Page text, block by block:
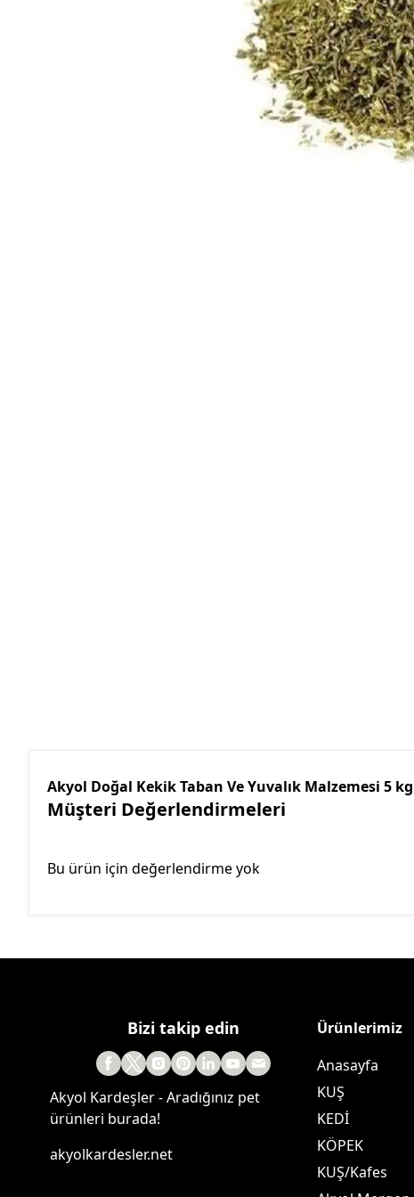
Akyol Doğal Kekik Taban Ve Yuvalık Malzemesi 5 kg
Müşteri Değerlendirmeleri
Bu ürün için değerlendirme yok
Bizi takip edin
Akyol Kardeşler - Aradığınız pet
ürünleri burada!
akyolkardesler.net
Ürünlerimiz
Anasayfa
KUŞ
KEDİ
KÖPEK
KUŞ/Kafes